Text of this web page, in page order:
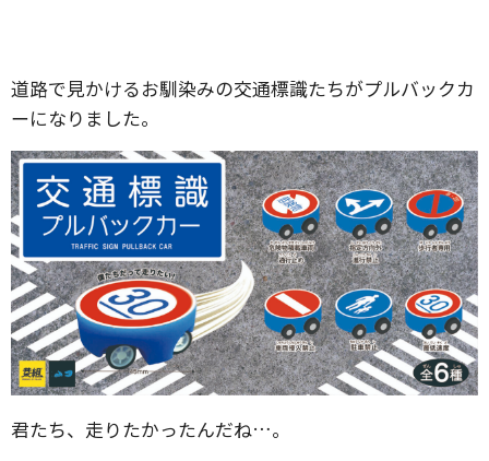
道路で見かけるお馴染みの交通標識たちがプルバックカ
ーになりました。
君たち、走りたかったんだね…。